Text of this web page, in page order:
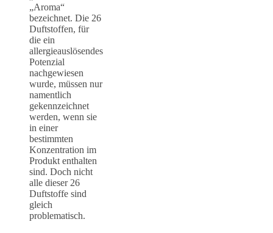
„Aroma“
bezeichnet. Die 26
Duftstoffen, für
die ein
allergieauslösendes
Potenzial
nachgewiesen
wurde, müssen nur
namentlich
gekennzeichnet
werden, wenn sie
in einer
bestimmten
Konzentration im
Produkt enthalten
sind. Doch nicht
alle dieser 26
Duftstoffe sind
gleich
problematisch.